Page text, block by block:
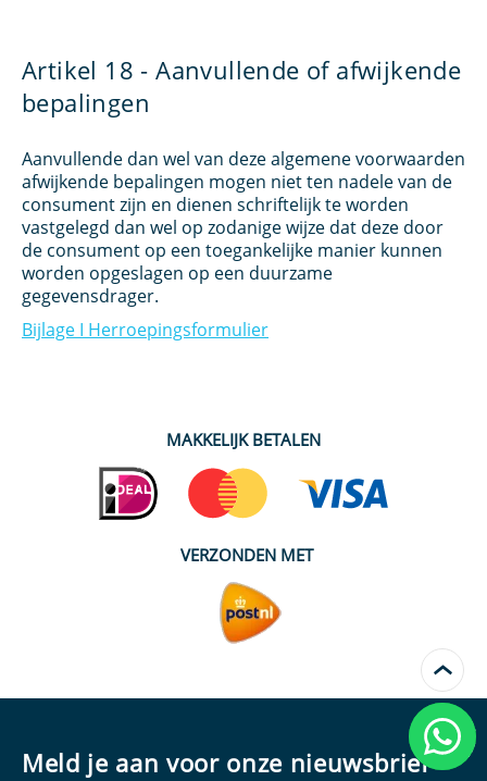
›
Artikel 18 - Aanvullende of afwijkende
bepalingen
Aanvullende dan wel van deze algemene voorwaarden
afwijkende bepalingen mogen niet ten nadele van de
consument zijn en dienen schriftelijk te worden
vastgelegd dan wel op zodanige wijze dat deze door
de consument op een toegankelijke manier kunnen
worden opgeslagen op een duurzame
gegevensdrager.
Bijlage I Herroepingsformulier
MAKKELIJK BETALEN
VERZONDEN MET
Meld je aan voor onze nieuwsbrief